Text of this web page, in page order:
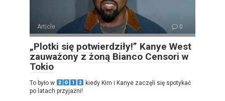
Article 0
„Plotki się potwierdziły!” Kanye West
zauważony z żoną Bianco Censori w
Tokio
To było w
kiedy Kim i Kanye zaczęli się spotykać
po latach przyjaźni!